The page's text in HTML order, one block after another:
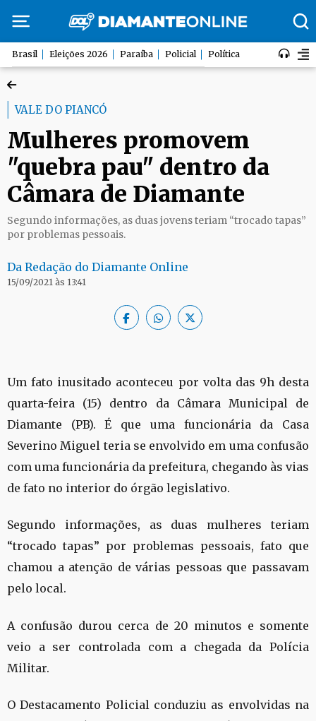
Brasil Eleições 2026 Paraíba Policial Política
VALE DO PIANCÓ
Mulheres promovem
"quebra pau" dentro da
Câmara de Diamante
Segundo informações, as duas jovens teriam “trocado tapas”
por problemas pessoais.
Da Redação do Diamante Online
15/09/2021 às 13:41
Um fato inusitado aconteceu por volta das 9h desta
quarta-feira (15) dentro da Câmara Municipal de
Diamante (PB). É que uma funcionária da Casa
Severino Miguel teria se envolvido em uma confusão
com uma funcionária da prefeitura, chegando às vias
de fato no interior do órgão legislativo.
Segundo informações, as duas mulheres teriam
“trocado tapas” por problemas pessoais, fato que
chamou a atenção de várias pessoas que passavam
pelo local.
A confusão durou cerca de 20 minutos e somente
veio a ser controlada com a chegada da Polícia
Militar.
O Destacamento Policial conduziu as envolvidas na